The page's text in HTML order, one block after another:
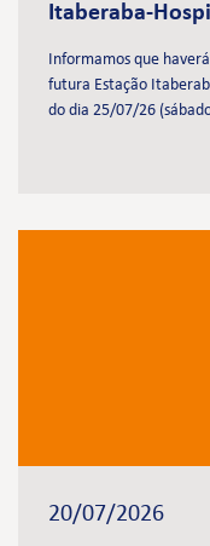
Itaberaba-
Informamos que
futura Estação
do dia 25/07/26
20/07/2026